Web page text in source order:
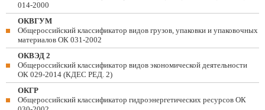
014-2000
ОКВГУМ
Общероссийский классификатор видов грузов, упаковки и упаковочных
материалов ОК 031-2002
ОКВЭД 2
Общероссийский классификатор видов экономической деятельности
ОК 029-2014 (КДЕС РЕД. 2)
ОКГР
Общероссийский классификатор гидроэнергетических ресурсов ОК